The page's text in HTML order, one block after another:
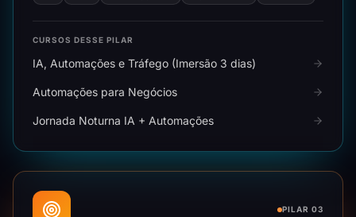
CURSOS DESSE PILAR
IA, Automações e Tráfego (Imersão 3 dias)
Automações para Negócios
Jornada Noturna IA + Automações
PILAR 03